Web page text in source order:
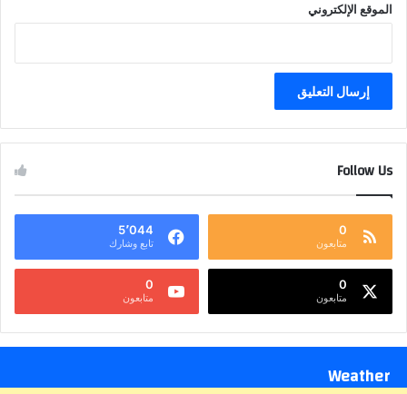
الموقع الإلكتروني
Follow Us
0
متابعون
5٬044
تابع وشارك
0
متابعون
0
متابعون
Weather